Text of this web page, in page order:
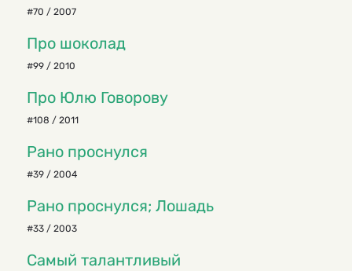
#70 / 2007
Про шоколад
#99 / 2010
Про Юлю Говорову
#108 / 2011
Рано проснулся
#39 / 2004
Рано проснулся; Лошадь
#33 / 2003
Самый талантливый